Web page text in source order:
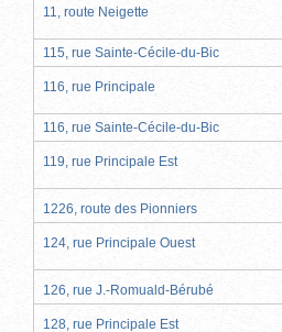
11, route Neigette
115, rue Sainte-Cécile-du-Bic
116, rue Principale
116, rue Sainte-Cécile-du-Bic
119, rue Principale Est
1226, route des Pionniers
124, rue Principale Ouest
126, rue J.-Romuald-Bérubé
128, rue Principale Est